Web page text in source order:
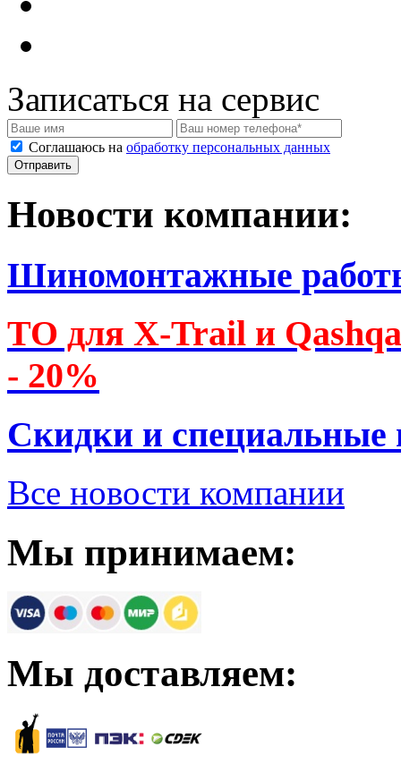
Записаться на сервис
Соглашаюсь на обработку персональных данных
Новости компании:
Шиномонтажные
ТО для X-Trail и
- 20%
Скидки и специальные
Все новости компании
Мы принимаем:
Мы доставляем: